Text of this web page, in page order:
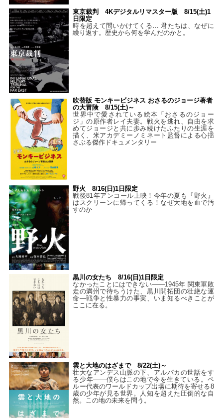
東京裁判 4Kデジタルリマスター版 8/15(土)1
日限定
時を超えて問いかけてくる… 君たちは、なぜに
繰り返す。歴史から何を学んだのかと。
吹替版 モンキービジネス おさるのジョージ著者
の大冒険 8/15(土)～
世界中で愛されている絵本「おさるのジョー
ジ」の原作者レイ夫妻。戦火を逃れ、自由を求
めてジョージと共に歩み続けたふたりの生涯を
描く、米アカデミーノミネート監督による心揺
さぶる傑作ドキュメンタリー
野火 8/16(日)1日限定
戦後81年アンコール上映！今年の夏も『野火』
はスクリーンに帰ってくる！なぜ大地を血で汚
すのか
黒川の女たち 8/16(日)1日限定
なかったことにはできない——1945年 関東軍敗
走の満州で待ちうけた、黒川開拓団の壮絶な運
命―戦争と性暴力の事実、いま知るべきことが
ここに在る。
雲と大地のはざまで 8/22(土)～
壮大なアンデス山脈の下、アルパカの世話をす
る少年――僕らはこの地で今を生きている。ペ
ルー代表のワールドカップ出場に期待を寄せる8
歳の少年が見る世界。人知を超えた圧倒的な自
然。この地の未来を問う。